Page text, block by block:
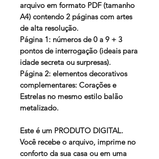
arquivo em formato PDF (tamanho
A4) contendo 2 páginas com artes
de alta resolução.
Página 1: números de 0 a 9 + 3
pontos de interrogação (ideais para
idade secreta ou surpresas).
Página 2: elementos decorativos
complementares: Corações e
Estrelas no mesmo estilo balão
metalizado.
Este é um PRODUTO DIGITAL.
Você recebe o arquivo, imprime no
conforto da sua casa ou em uma